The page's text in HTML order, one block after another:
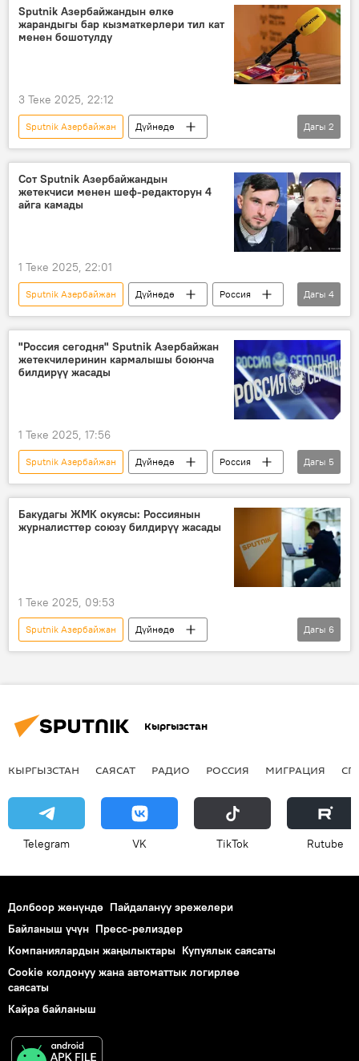
Sputnik Азербайжандын өлкө
жарандыгы бар кызматкерлери тил кат
менен бошотулду
3 Теке 2025, 22:12
Sputnik Азербайжан
Дүйнөдө
кызматкер
кармоо тил кат
Дагы 2
Сот Sputnik Азербайжандын
жетекчиси менен шеф-редакторун 4
айга камады
1 Теке 2025, 22:01
Sputnik Азербайжан Дүйнөдө
Россия
редактор
кармоо
камак
"Россия Сегодня" ЭМА
Дагы 4
"Россия сегодня" Sputnik Азербайжан
жетекчилеринин кармалышы боюнча
билдирүү жасады
1 Теке 2025, 17:56
Sputnik Азербайжан Дүйнөдө
Россия
Азербайжан
редактор
журналисттер
кармоо
Дагы 5
Бакудагы ЖМК окуясы: Россиянын
журналисттер союзу билдирүү жасады
1 Теке 2025, 09:53
Sputnik Азербайжан
Дүйнөдө
Азербайжан
Россия
Баку
Дагы 6
Кыргызстан
КЫРГЫЗСТАН САЯСАТ РАДИО РОССИЯ МИГРАЦИЯ
Telegram VK ТikТоk Rutube
Долбоор жөнүндө Пайдалануу эрежелери
Байланыш үчүн Пресс-релиздер
Компаниялардын жаңылыктары Купуялык саясаты
Cookie колдонуу жана автоматтык логирлөө
саясаты
Кайра байланыш